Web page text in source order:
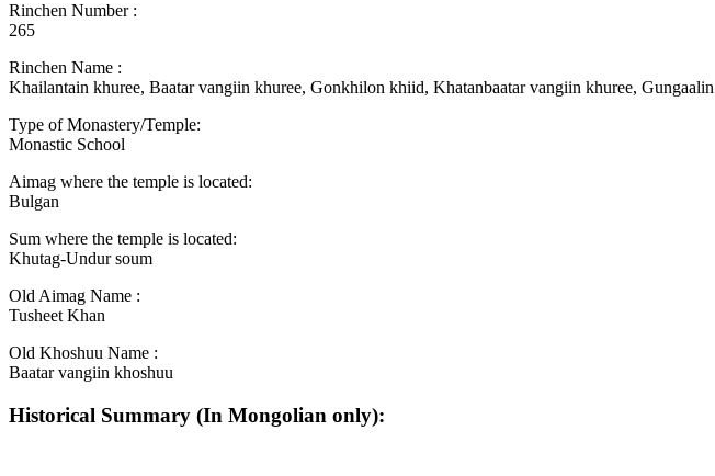
Rinchen Number :
265
Rinchen Name :
Khailantain khuree, Baatar vangiin khuree, Gonkhilon khiid, Khatanbaatar vangiin khuree, Gungaalin
Type of Monastery/Temple:
Monastic School
Aimag where the temple is located:
Bulgan
Sum where the temple is located:
Khutag-Undur soum
Old Aimag Name :
Tusheet Khan
Old Khoshuu Name :
Baatar vangiin khoshuu
Historical Summary (In Mongolian only):